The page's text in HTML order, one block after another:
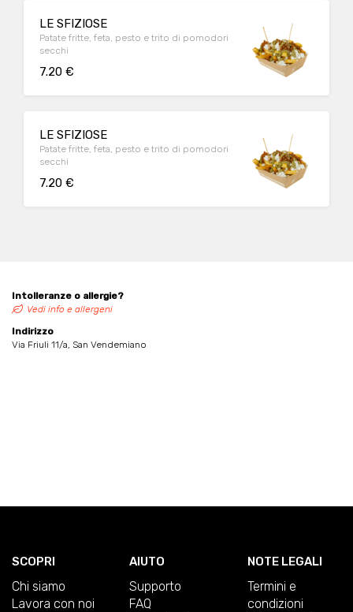
LE SFIZIOSE
Patate fritte, feta, pesto e trito di pomodori
secchi
7.20 €
LE SFIZIOSE
Patate fritte, feta, pesto e trito di pomodori
secchi
7.20 €
Intolleranze o allergie?
Vedi info e allergeni
Indirizzo
Via Friuli 11/a, San Vendemiano
SCOPRI
Chi siamo
Lavora con noi
AIUTO
Supporto
FAQ
NOTE LEGALI
Termini e
condizioni